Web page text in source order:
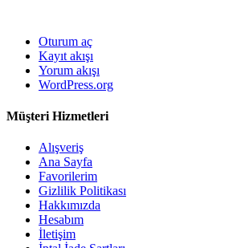
Oturum aç
Kayıt akışı
Yorum akışı
WordPress.org
Müşteri Hizmetleri
Alışveriş
Ana Sayfa
Favorilerim
Gizlilik Politikası
Hakkımızda
Hesabım
İletişim